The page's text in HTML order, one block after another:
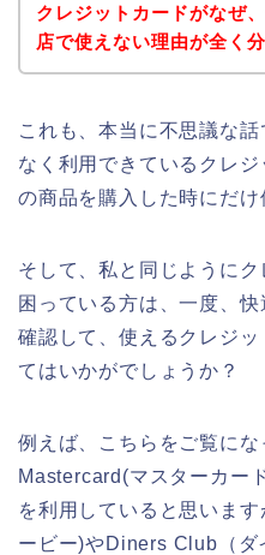
クレジットカードがなぜ
店で使えない理由が全く
これも、本当に不思議な
なく利用できているクレ
の商品を購入した時にだけ
そして、私と同じように
困っている方は、一度、
確認して、使えるクレジ
てはいかがでしょうか？
例えば、こちらをご覧にな
Mastercard(マスターカー
を利用していると思いま
ービー)やDiners Club（ダ